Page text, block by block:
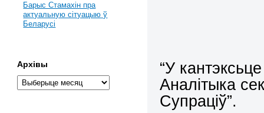
“У
Аналітыка
Супраціў”.
Барыс Стамахін пра
актуальную сітуацыю ў
Беларусі
Архівы